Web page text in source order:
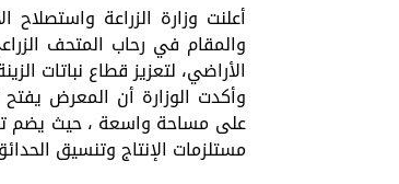
أعلنت وزارة الزراعة واستصلاح
والمقام في رحاب المتحف
الأراضي، لتعزيز قطاع نباتات
وأكدت الوزارة أن المعرض
على مساحة واسعة ، حيث يضم
مستلزمات الإنتاج وتنسيق